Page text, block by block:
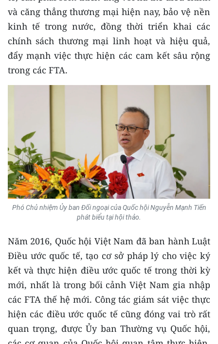
Bắc Trung Bộ
Duyên hải Nam Trung Bộ và Tây
Nguyên
Đông Nam Bộ
Chuyên trang TP. Hồ Chí Minh
CHUYÊN ĐỀ
CÁC CHUYÊN TRANG
VỀ BÁO NHÂN DÂN
NHÂN DÂN CUỐI TUẦN
NHÂN DÂN HẰNG THÁNG
MUA BÁO
ĐỌC BÁO IN
và căng thẳng thương mại hiện nay, bảo vệ nền
kinh tế trong nước, đồng thời triển khai các
chính sách thương mại linh hoạt và hiệu quả,
đẩy mạnh việc thực hiện các cam kết sâu rộng
trong các FTA.
Phó Chủ nhiệm Ủy ban Đối ngoại của Quốc hội Nguyễn Mạnh Tiến
phát biểu tại hội thảo.
Năm 2016, Quốc hội Việt Nam đã ban hành Luật
Điều ước quốc tế, tạo cơ sở pháp lý cho việc ký
kết và thực hiện điều ước quốc tế trong thời kỳ
mới, nhất là trong bối cảnh Việt Nam gia nhập
các FTA thế hệ mới. Công tác giám sát việc thực
hiện các điều ước quốc tế cũng đóng vai trò rất
quan trọng, được Ủy ban Thường vụ Quốc hội,